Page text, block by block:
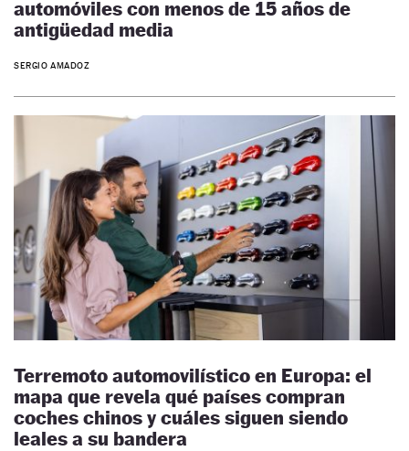
automóviles con menos de 15 años de
antigüedad media
SERGIO AMADOZ
Terremoto automovilístico en Europa: el
mapa que revela qué países compran
coches chinos y cuáles siguen siendo
leales a su bandera